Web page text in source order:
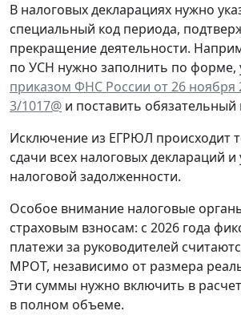
В налоговых декларациях нужно
специальный код периода,
прекращение деятельности.
по УСН нужно заполнить по форме,
приказом ФНС России от 26 ноября
3/1017@ и поставить обязательный
Исключение из ЕГРЮЛ происходит
сдачи всех налоговых деклараций и
налоговой задолженности.
Особое внимание налоговые
страховым взносам: с 2026 года
платежи за руководителей
МРОТ, независимо от размера
Эти суммы нужно включить в
в полном объеме.